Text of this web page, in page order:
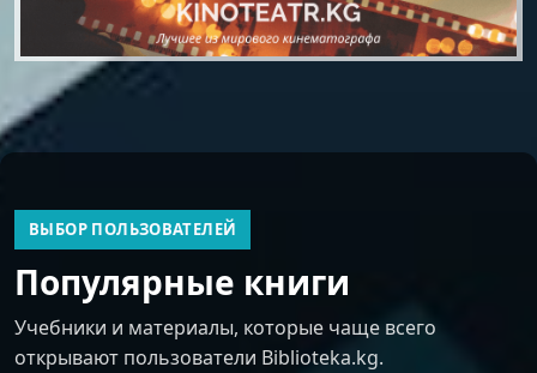
ВЫБОР ПОЛЬЗОВАТЕЛЕЙ
Популярные книги
Учебники и материалы, которые чаще всего
открывают пользователи Biblioteka.kg.